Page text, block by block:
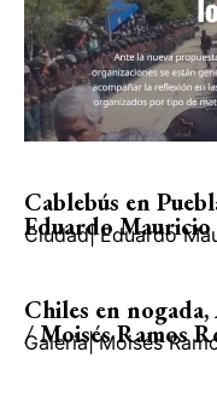
Cablebús en
Eduardo
Ciudad| Eduardo
Chiles en
/ Moisés Ramos
Galería| Moisés